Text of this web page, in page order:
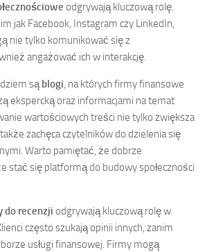
odgrywają kluczową rolę.
jak Facebook, Instagram czy LinkedIn,
nie tylko komunikować się z
angażować ich w interakcję.
są blogi, na których firmy finansowe
ekspercką oraz informacjami na temat
wartościowych treści nie tylko zwiększa
zachęca czytelników do dzielenia się
Warto pamiętać, że dobrze
stać się platformą do budowy społeczności
do recenzji odgrywają kluczową rolę w
często szukają opinii innych, zanim
usługi finansowej. Firmy mogą